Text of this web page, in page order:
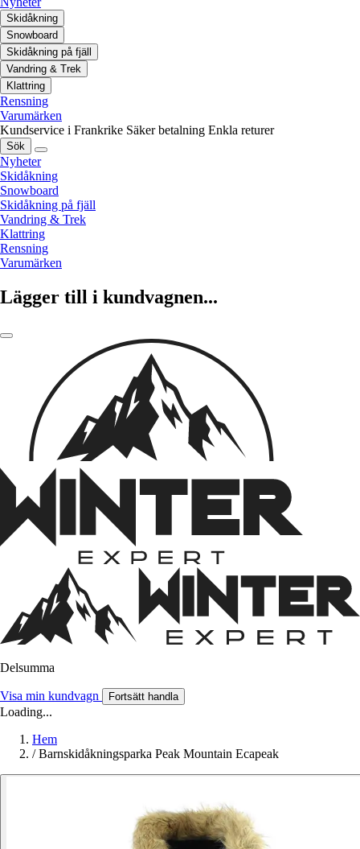
Skidåkning
Snowboard
Skidåkning på fjäll
Vandring & Trek
Klattring
Rensning
Varumärken
Kundservice i Frankrike Säker betalning Enkla returer
Sök
Nyheter
Skidåkning
Snowboard
Skidåkning på fjäll
Vandring & Trek
Klattring
Rensning
Varumärken
Lägger till i kundvagnen...
Delsumma
Visa min kundvagn Fortsätt handla
Loading...
Hem
/ Barnskidåkningsparka Peak Mountain Ecapeak